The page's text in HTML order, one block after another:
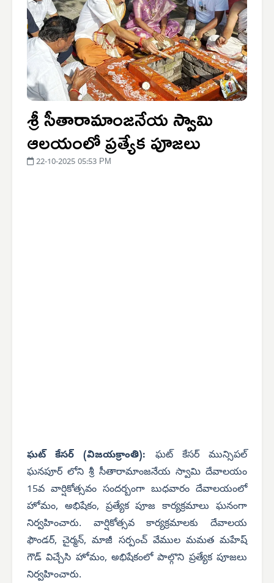
శ్రీ సీతారామాంజనేయ స్వామి
ఆలయంలో ప్రత్యేక పూజలు
22-10-2025 05:53 PM
ఘట్ కేసర్ (విజయక్రాంతి): ఘట్ కేసర్ మున్సిపల్
ఘనపూర్ లోని శ్రీ సీతారామాంజనేయ స్వామి దేవాలయం
15వ వార్షికోత్సవం సందర్బంగా బుధవారం దేవాలయంలో
హోమం, అభిషేకం, ప్రత్యేక పూజ కార్యక్రమాలు ఘనంగా
నిర్వహించారు. వార్షికోత్సవ కార్యక్రమాలకు దేవాలయ
ఫౌండర్, చైర్మన్, మాజీ సర్పంచ్ వేముల మమత మహేష్
గౌడ్ విచ్చేసి హోమం, అభిషేకంలో పాల్గొని ప్రత్యేక పూజలు
నిర్వహించారు.